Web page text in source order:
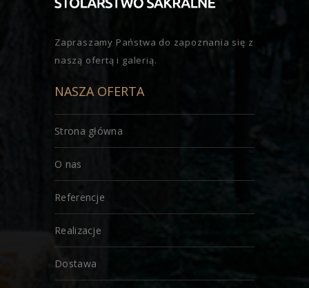
Zapraszamy Państwa do zapoznania się z
naszą ofertą i galerią.
NASZA OFERTA
Strona główna
O nas
Referencje
Realizacje
Dostawa